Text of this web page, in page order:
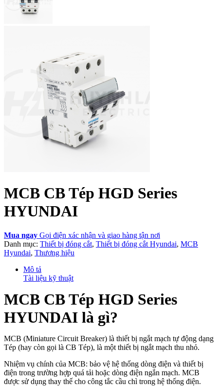
MCB CB Tép HGD Series
HYUNDAI
Mua ngay Gọi điện xác nhận và giao hàng tận nơi
Danh mục: Thiết bị đóng cắt, Thiết bị đóng cắt Hyundai, MCB
Hyundai, Thương hiệu
Mô tả
Tài liệu kỹ thuật
MCB CB Tép HGD Series
HYUNDAI là gì?
MCB (Miniature Circuit Breaker) là thiết bị ngắt mạch tự động dạng
Tép (hay còn gọi là CB Tép), là một thiết bị ngắt mạch thu nhỏ.
Nhiệm vụ chính của MCB: bảo vệ hệ thống dòng điện và thiết bị
điện trong trường hợp quá tải hoặc dòng điện ngắn mạch. MCB
được sử dụng thay thế cho công tắc cầu chì trong hệ thống điện.